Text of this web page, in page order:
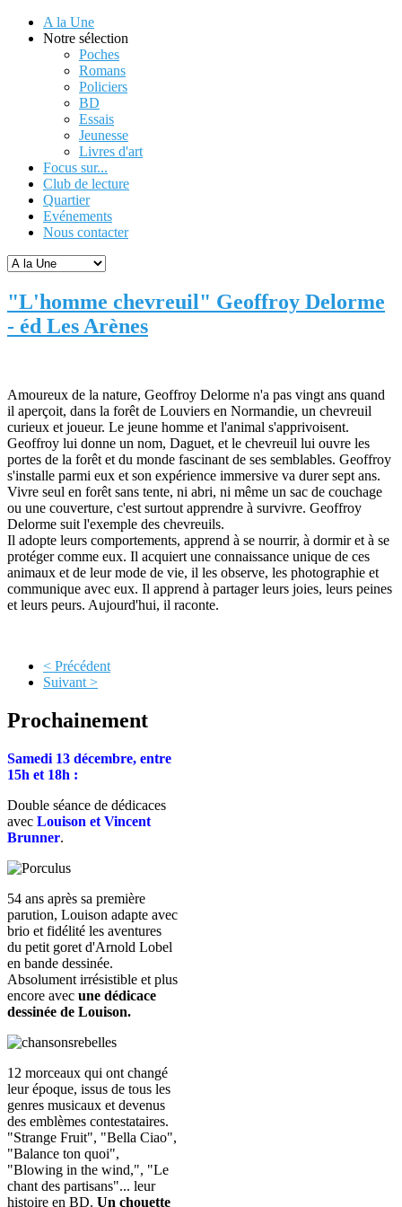
A la Une
Notre sélection
Poches
Romans
Policiers
BD
Essais
Jeunesse
Livres d'art
Focus sur...
Club de lecture
Quartier
Evénements
Nous contacter
"L'homme chevreuil" Geoffroy Delorme
- éd Les Arènes
Amoureux de la nature, Geoffroy Delorme n'a pas vingt ans quand
il aperçoit, dans la forêt de Louviers en Normandie, un chevreuil
curieux et joueur. Le jeune homme et l'animal s'apprivoisent.
Geoffroy lui donne un nom, Daguet, et le chevreuil lui ouvre les
portes de la forêt et du monde fascinant de ses semblables. Geoffroy
s'installe parmi eux et son expérience immersive va durer sept ans.
Vivre seul en forêt sans tente, ni abri, ni même un sac de couchage
ou une couverture, c'est surtout apprendre à survivre. Geoffroy
Delorme suit l'exemple des chevreuils.
Il adopte leurs comportements, apprend à se nourrir, à dormir et à se
protéger comme eux. Il acquiert une connaissance unique de ces
animaux et de leur mode de vie, il les observe, les photographie et
communique avec eux. Il apprend à partager leurs joies, leurs peines
et leurs peurs. Aujourd'hui, il raconte.
< Précédent
Suivant >
Prochainement
Samedi 13 décembre, entre
15h et 18h :
Double séance de dédicaces
avec Louison et Vincent
Brunner.
54 ans après sa première
parution, Louison adapte avec
brio et fidélité les aventures
du petit goret d'Arnold Lobel
en bande dessinée.
Absolument irrésistible et plus
encore avec une dédicace
dessinée de Louison.
12 morceaux qui ont changé
leur époque, issus de tous les
genres musicaux et devenus
des emblèmes contestataires.
"Strange Fruit", "Bella Ciao",
"Balance ton quoi",
"Blowing in the wind,", "Le
chant des partisans"... leur
histoire en BD. Un chouette